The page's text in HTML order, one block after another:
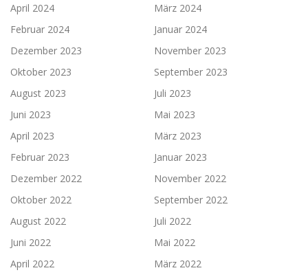
April 2024
März 2024
Februar 2024
Januar 2024
Dezember 2023
November 2023
Oktober 2023
September 2023
August 2023
Juli 2023
Juni 2023
Mai 2023
April 2023
März 2023
Februar 2023
Januar 2023
Dezember 2022
November 2022
Oktober 2022
September 2022
August 2022
Juli 2022
Juni 2022
Mai 2022
April 2022
März 2022